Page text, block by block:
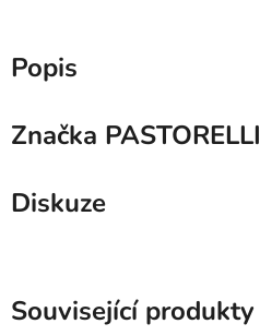
Popis
Značka PASTORELLI
Diskuze
Související produkty